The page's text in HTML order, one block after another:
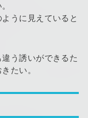
うに見えていると
う誘いができるた
たい。